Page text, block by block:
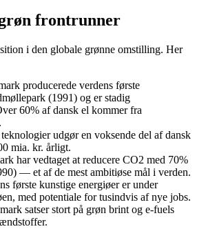
frontrunner
i den globale grønne omstilling. Her
producerede verdens første
(1991) og er stadig
60% af dansk el kommer fra
udgør en voksende del af dansk
mia. kr. årligt.
har vedtaget at reducere CO2 med 70%
— et af de mest ambitiøse mål i verden.
første kunstige energiøer er under
med potentiale for tusindvis af nye jobs.
satser stort på grøn brint og e-fuels